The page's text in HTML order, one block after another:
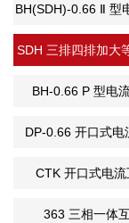
BH(SDH)-0.66 Ⅱ 型
SDH 三排四排加大
BH-0.66 P 型电
DP-0.66 开口式电
CTK 开口式电流
363 三相一体